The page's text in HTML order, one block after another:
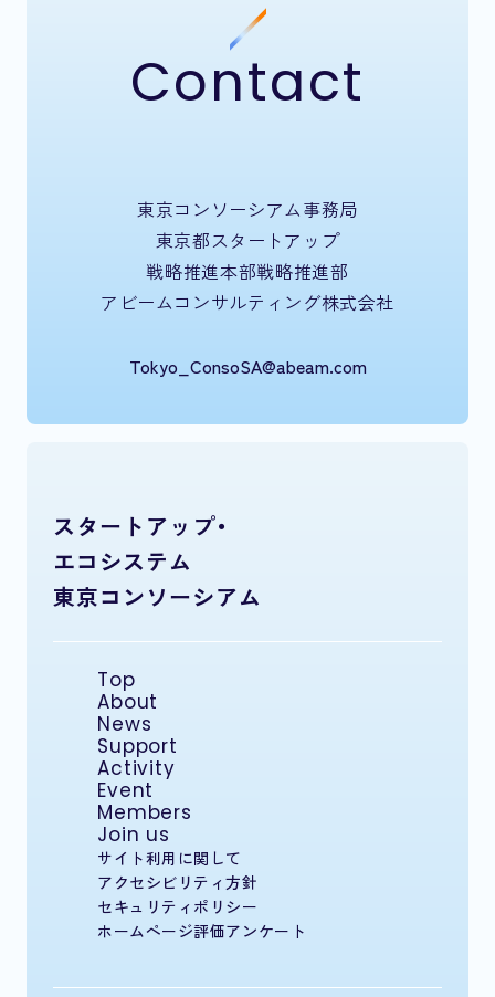
Contact
東京コンソーシアム事務局
東京都スタートアップ
戦略推進本部戦略推進部
アビームコンサルティング株式会社
Tokyo_ConsoSA@abeam.com
スタートアップ・
エコシステム
東京コンソーシアム
Top
About
News
Support
Activity
Event
Members
Join us
サイト利用に関して
アクセシビリティ方針
セキュリティポリシー
ホームページ評価アンケート